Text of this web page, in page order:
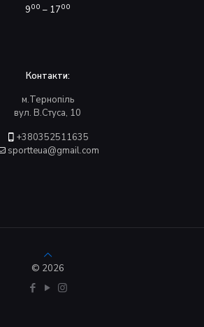
900 – 1700
Контакти:
м.Тернопіль
вул. В.Стуса, 10
+380352511635
sportteua@gmail.com
© 2026